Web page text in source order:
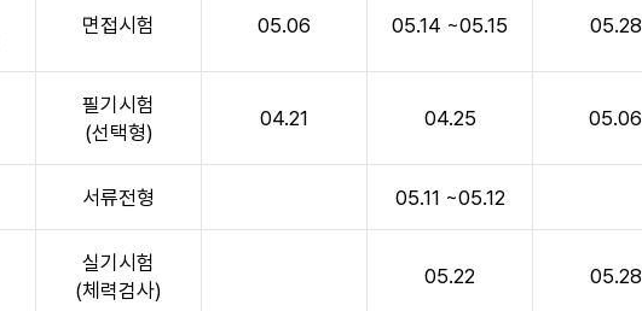
면접시험 05.06 05.14 ~05.15 05.28
필기시험
(선택형)
04.21 04.25 05.06
서류전형 05.11 ~05.12
실기시험
(체력검사)
05.22 05.28